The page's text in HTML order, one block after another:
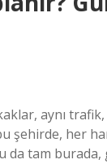
aynı
şehirde, her
da tam burada,